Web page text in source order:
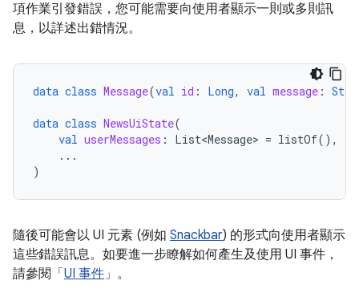
項作業引發錯誤，您可能需要向使用者顯示一則或多則訊
息，以詳述出錯情況。
data class Message(val id : Long, val message :
data class NewsUiState(
val userMessages : List<Message> = listOf(),
...
)
隨後可能會以 UI 元素 (例如 Snackbar) 的形式向使用者顯示
這些錯誤訊息。如要進一步瞭解如何產生及使用 UI 事件，
請參閱「 UI 事件」。